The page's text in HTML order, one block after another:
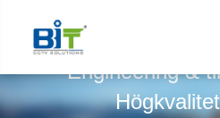
Engineering &